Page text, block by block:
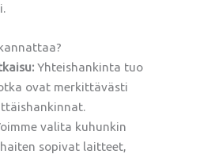
Yhteishankinta tuo
ovat merkittävästi
valita kuhunkin
sopivat laitteet,